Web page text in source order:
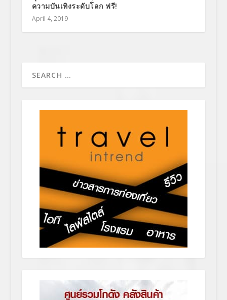
ความบันเทิงระดับโลก ฟรี!
April 4, 2019